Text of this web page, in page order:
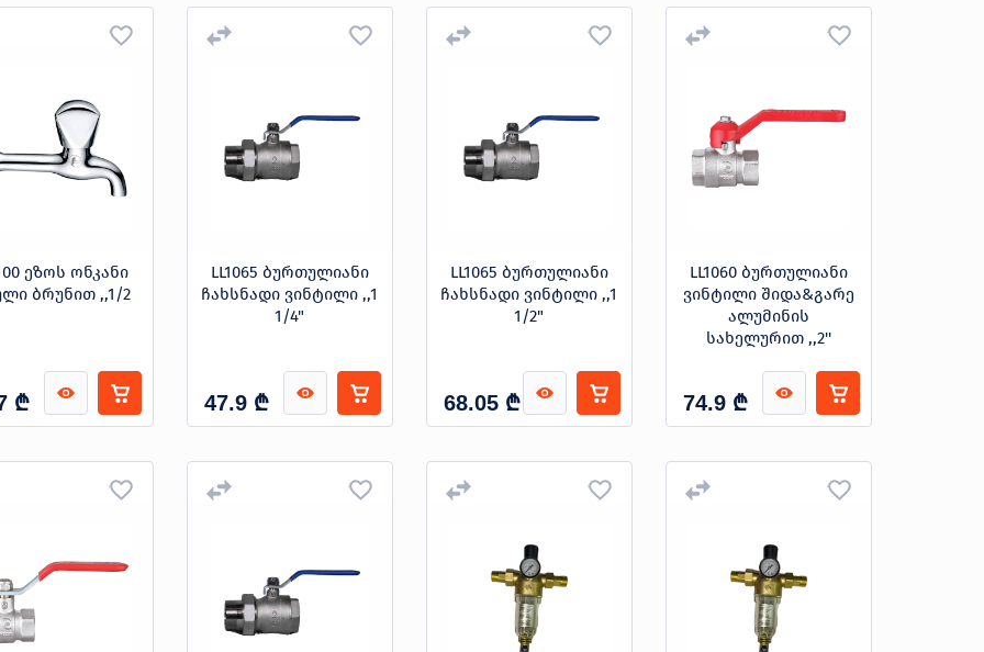
ეზოს ონკანი
ბრუნით ,,1/2
₾
LL1065 ბურთულიანი
ჩახსნადი ვინტილი ,,1
1/4"
47.9 ₾
LL1065 ბურთულიანი
ჩახსნადი ვინტილი ,,1
1/2"
68.05 ₾
LL1060 ბურთულიანი
ვინტილი შიდა&გარე
ალუმინის
სახელურით ,,2''
74.9 ₾